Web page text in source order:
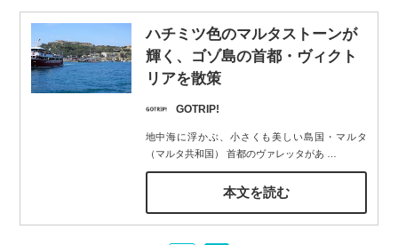
ハチミツ色のマルタストーンが
輝く、ゴゾ島の首都・ヴィクト
リアを散策
GOTRIP!
地中海に浮かぶ、小さくも美しい島国・マルタ
（マルタ共和国） 首都のヴァレッタがあ
本文を読む